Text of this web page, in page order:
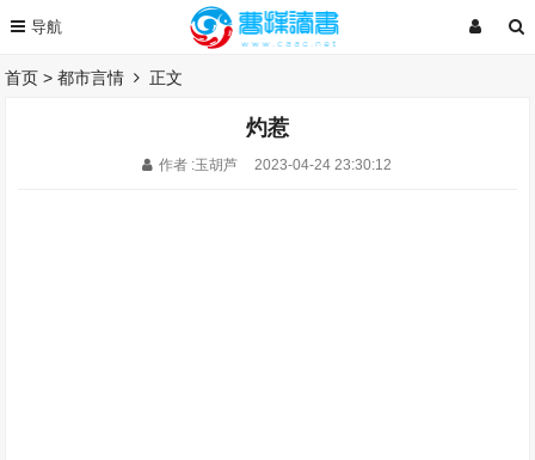
首页 >都市言情 正文
灼惹
作者 :玉胡芦 2023-04-24 23:30:12